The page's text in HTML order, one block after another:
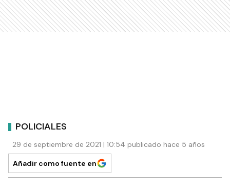
POLICIALES
29 de septiembre de 2021 | 10:54 publicado hace 5 años
Añadir como fuente en